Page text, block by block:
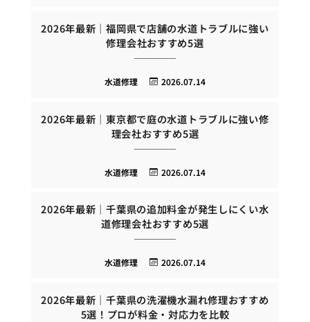
2026年最新｜福岡県で店舗の水道トラブルに強い
修理会社おすすめ5選
2026.07.14
水道修理
2026年最新｜東京都で庭の水道トラブルに強い修
理会社おすすめ5選
2026.07.14
水道修理
2026年最新｜千葉県の追加料金が発生しにくい水
道修理会社おすすめ5選
2026.07.14
水道修理
2026年最新｜千葉県の洗濯機水漏れ修理おすすめ
5選！プロが料金・対応力を比較